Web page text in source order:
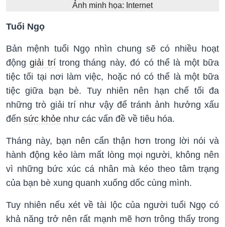
Ảnh minh họa: Internet
Tuổi Ngọ
Bản mệnh tuổi Ngọ nhìn chung sẽ có nhiều hoạt
độnggiải trítrong tháng này, đó có thể là một bữa
tiệc tối tại nơi làm việc, hoặc nó có thể là một bữa
tiệc giữa bạn bè. Tuy nhiên nên hạn chế tối đa
những trò giải trí như vậy để tránh ảnh hưởng xấu
đến sức khỏe như các vấn đề về tiêu hóa.
Tháng này, bạn nên cẩn thận hơn trong lời nói và
hành động kẻo làm mất lòng mọi người, không nên
vì những bức xúc cá nhân mà kéo theo tâm trạng
của bạn bè xung quanh xuống dốc cùng mình.
Tuy nhiên nếu xét về tài lộc của người tuổi Ngọ có
khả năng trở nên rất mạnh mẽ hơn trông thấy trong